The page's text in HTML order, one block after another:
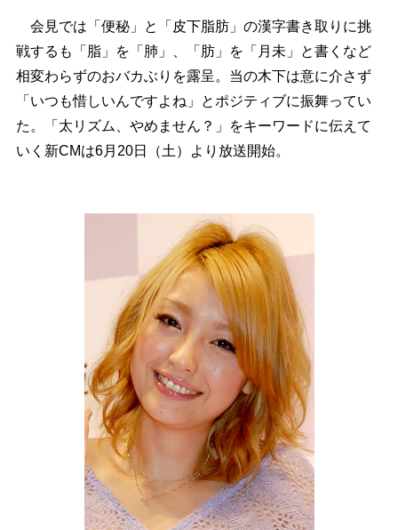
会見では「便秘」と「皮下脂肪」の漢字書き取りに挑
戦するも「脂」を「肺」、「肪」を「月未」と書くなど
相変わらずのおバカぶりを露呈。当の木下は意に介さず
「いつも惜しいんですよね」とポジティブに振舞ってい
た。「太リズム、やめません？」をキーワードに伝えて
いく新CMは6月20日（土）より放送開始。